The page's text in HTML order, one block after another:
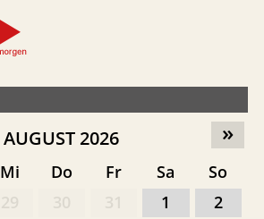
»
AUGUST 2026
Mi Do Fr Sa
So
1
2